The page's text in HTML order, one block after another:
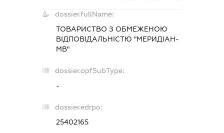
dossier.fullName:
ТОВАРИСТВО З ОБМЕЖЕНОЮ
ВІДПОВІДАЛЬНІСТЮ "МЕРИДІАН-
МВ"
dossier.opfSubType:
-
dossier.edrpo:
25402165